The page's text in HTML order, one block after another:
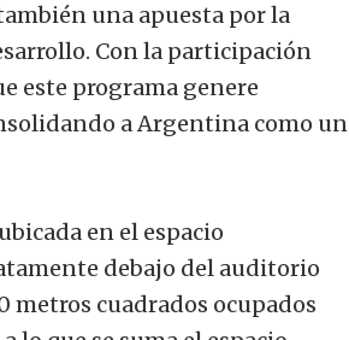
una apuesta por la
Con la participación
este programa genere
a Argentina como un
en el espacio
debajo del auditorio
metros cuadrados ocupados